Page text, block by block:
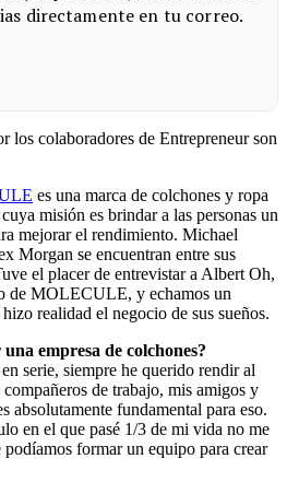
los colaboradores de Entrepreneur son
es una marca de colchones y ropa
misión es brindar a las personas un
mejorar el rendimiento. Michael
Morgan se encuentran entre sus
el placer de entrevistar a Albert Oh,
de MOLECULE, y echamos un
realidad el negocio de sus sueños.
empresa de colchones?
serie, siempre he querido rendir al
de trabajo, mis amigos y
absolutamente fundamental para eso.
en el que pasé 1/3 de mi vida no me
formar un equipo para crear